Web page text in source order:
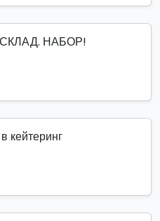
НАБОР!
кейтеринг